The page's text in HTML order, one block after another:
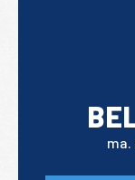
ma.